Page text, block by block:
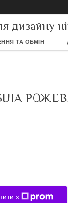
дизайну
ТА ОБМІН
з